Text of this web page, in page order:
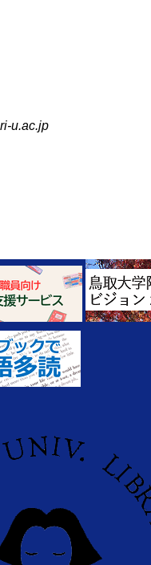
u.ac.jp